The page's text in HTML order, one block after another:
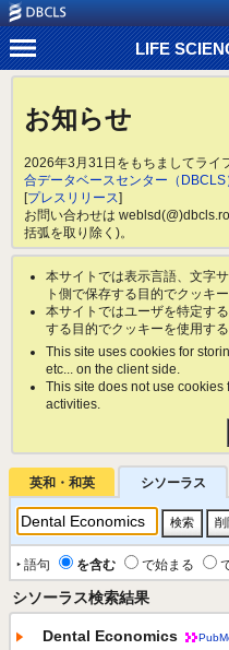
LIFE
お知らせ
2026年3月31日をもちましてライ
合データベースセンター（DBCLS
[プレスリリース]
お問い合わせは
括弧を取り除く)。
本サイトでは表示言語、文字
ト側で保存する目的でクッキ
本サイトではユーザを特定す
する目的でクッキーを使用す
This site uses cookies for
etc... on the client side.
This site does not use
activities.
英和・和英 シソーラス
‣ 語句 を含む で始まる
シソーラス検索結果
Dental Economics